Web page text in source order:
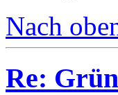
Nach
Re: